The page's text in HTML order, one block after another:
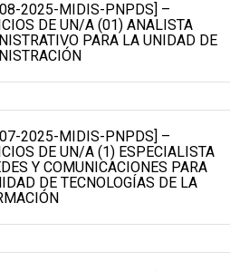
2025-MIDIS-PNPDS] –
DE UN/A (01) ANALISTA
PARA LA UNIDAD DE
2025-MIDIS-PNPDS] –
DE UN/A (1) ESPECIALISTA
Y COMUNICACIONES PARA
DE TECNOLOGÍAS DE LA